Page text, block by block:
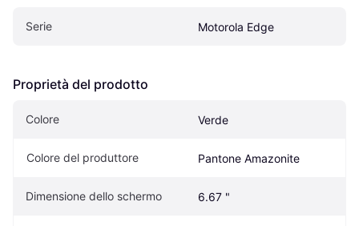
Serie Motorola Edge
Proprietà del prodotto
Colore Verde
Colore del produttore Pantone Amazonite
Dimensione dello schermo 6.67 "